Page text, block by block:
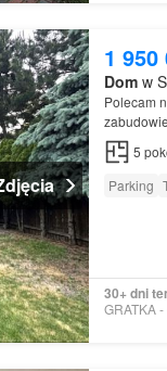
1 950
Domw
Polecam
5
Parking
30+ dni